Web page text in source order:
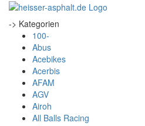
-> Kategorien
100-
Abus
Acebikes
Acerbis
AFAM
AGV
Airoh
All Balls Racing